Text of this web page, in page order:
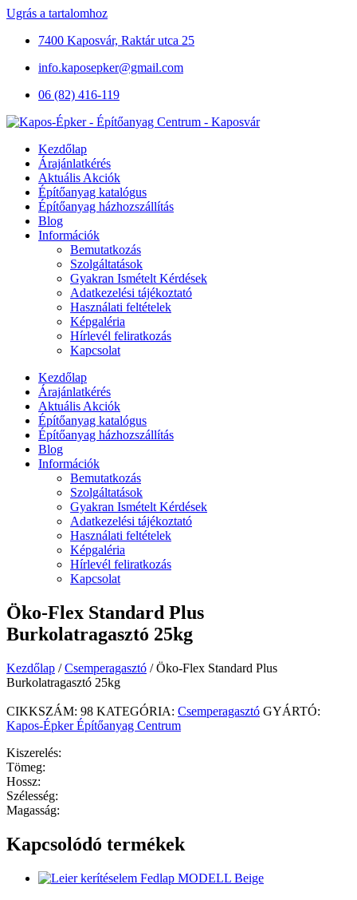
Ugrás a tartalomhoz
7400 Kaposvár, Raktár utca 25
info.kaposepker@gmail.com
06 (82) 416-119
Kezdőlap
Árajánlatkérés
Aktuális Akciók
Építőanyag katalógus
Építőanyag házhozszállítás
Blog
Információk
Bemutatkozás
Szolgáltatások
Gyakran Ismételt Kérdések
Adatkezelési tájékoztató
Használati feltételek
Képgaléria
Hírlevél feliratkozás
Kapcsolat
Kezdőlap
Árajánlatkérés
Aktuális Akciók
Építőanyag katalógus
Építőanyag házhozszállítás
Blog
Információk
Bemutatkozás
Szolgáltatások
Gyakran Ismételt Kérdések
Adatkezelési tájékoztató
Használati feltételek
Képgaléria
Hírlevél feliratkozás
Kapcsolat
Öko-Flex Standard Plus
Burkolatragasztó 25kg
Kezdőlap /Csemperagasztó / Öko-Flex Standard Plus
Burkolatragasztó 25kg
CIKKSZÁM: 98 KATEGÓRIA: Csemperagasztó GYÁRTÓ:
Kapos-Épker Építőanyag Centrum
Kiszerelés:
Tömeg:
Hossz:
Szélesség:
Magasság:
Kapcsolódó termékek